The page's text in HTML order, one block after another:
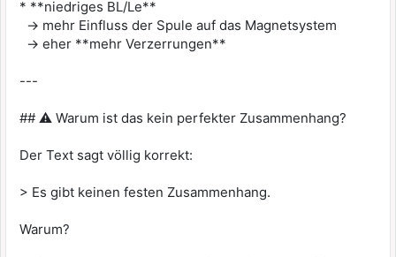
* **niedriges BL/Le**
→ mehr Einfluss der Spule auf das Magnetsystem
→ eher **mehr Verzerrungen**
---
## ⚠️ Warum ist das kein perfekter Zusammenhang?
Der Text sagt völlig korrekt:
> Es gibt keinen festen Zusammenhang.
Warum?